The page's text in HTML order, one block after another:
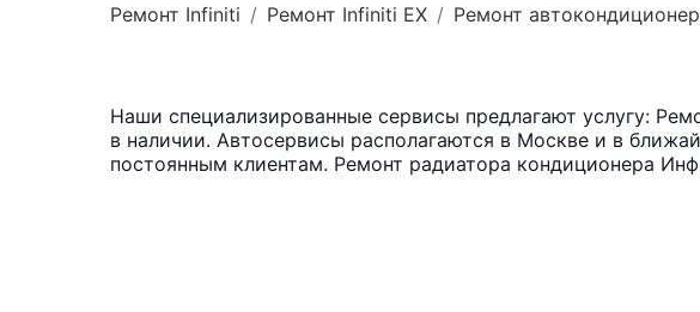
Ремонт Infiniti Ремонт Infiniti EX Ремонт
Наши специализированные сервисы предлагают услугу:
в наличии. Автосервисы располагаются в Москве и в
постоянным клиентам. Ремонт радиатора кондиционера